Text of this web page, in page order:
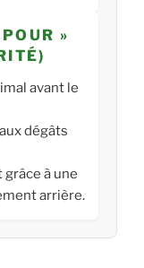
»
avant le
dégâts
à une
arrière.